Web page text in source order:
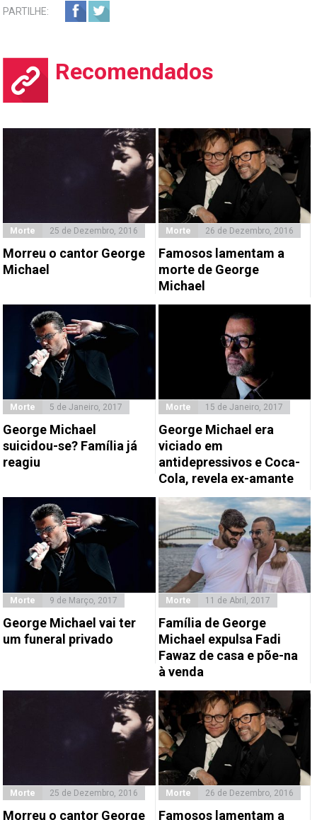
PARTILHE:
Recomendados
Morte 25 de Dezembro, 2016
Morreu o cantor George
Michael
Morte 26 de Dezembro, 2016
Famosos lamentam a
morte de George
Michael
Morte 5 de Janeiro, 2017
George Michael
suicidou-se? Família já
reagiu
Morte 15 de Janeiro, 2017
George Michael era
viciado em
antidepressivos e Coca-
Cola, revela ex-amante
Morte 9 de Março, 2017
George Michael vai ter
um funeral privado
Morte 11 de Abril, 2017
Família de George
Michael expulsa Fadi
Fawaz de casa e põe-na
à venda
Morte 25 de Dezembro, 2016
Morreu o cantor George
Morte 26 de Dezembro, 2016
Famosos lamentam a